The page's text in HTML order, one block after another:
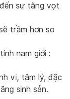
sự tăng vọt
trầm hơn so
nam giới :
vi, tâm lý, đặc
sinh sản.